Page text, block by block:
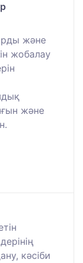
және
жобалау
және
кәсіби